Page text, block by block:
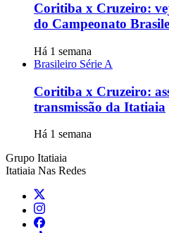
Coritiba x Cruzeiro:
do Campeonato
Há 1 semana
Brasileiro Série A
Coritiba x Cruzeiro:
transmissão da Itatiaia
Há 1 semana
Grupo Itatiaia
Itatiaia Nas Redes